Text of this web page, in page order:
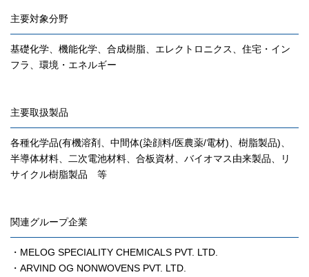
主要対象分野
基礎化学、機能化学、合成樹脂、エレクトロニクス、住宅・イン
フラ、環境・エネルギー
主要取扱製品
各種化学品(有機溶剤、中間体(染顔料/医農薬/電材)、樹脂製品)、
半導体材料、二次電池材料、合板資材、バイオマス由来製品、リ
サイクル樹脂製品 等
関連グループ企業
・MELOG SPECIALITY CHEMICALS PVT. LTD.
・ARVIND OG NONWOVENS PVT. LTD.